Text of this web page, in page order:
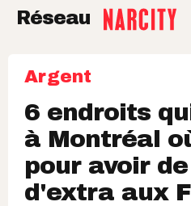
Réseau
Argent
6 endroits
à Montréal
pour avoir
d'extra aux